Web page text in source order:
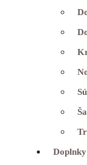
Doplnky